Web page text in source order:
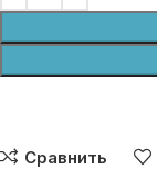
Сравнить